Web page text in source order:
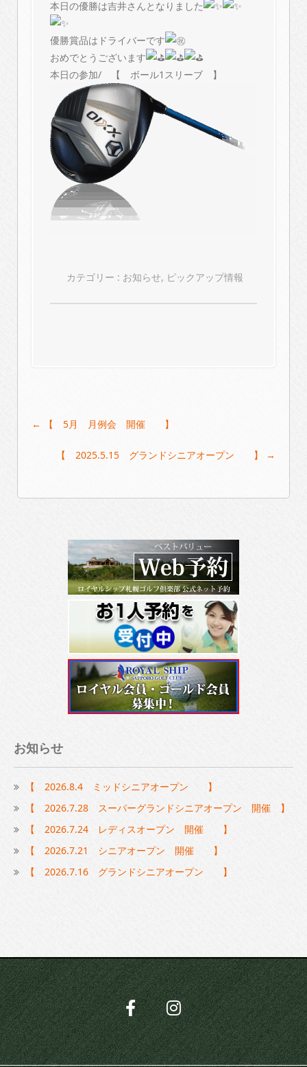
本日の優勝は吉井さんとなりました
優勝賞品はドライバーです
おめでとうございます
本日の参加/ 【 ボール1スリーブ 】
カテゴリー : お知らせ, ピックアップ情報
Post
navigation
← 【 5月 月例会 開催 】
【 2025.5.15 グランドシニアオープン 】 →
お知らせ
【 2026.8.4 ミッドシニアオープン 】
【 2026.7.28 スーパーグランドシニアオープン 開催 】
【 2026.7.24 レディスオープン 開催 】
【 2026.7.21 シニアオープン 開催 】
【 2026.7.16 グランドシニアオープン 】